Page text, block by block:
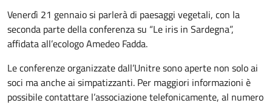
Venerdì 21 gennaio si parlerà di paesaggi vegetali, con la
seconda parte della conferenza su “Le iris in Sardegna”,
affidata all’ecologo Amedeo Fadda.
Le conferenze organizzate dall’Unitre sono aperte non solo ai
soci ma anche ai simpatizzanti. Per maggiori informazioni è
possibile contattare l’associazione telefonicamente, al numero